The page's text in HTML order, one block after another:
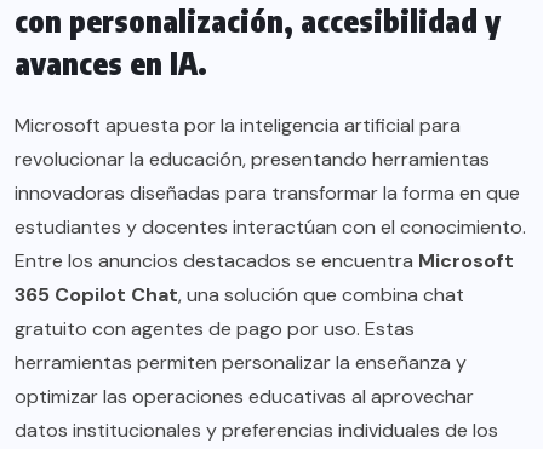
con personalización, accesibilidad y
avances en IA.
Microsoft apuesta por la inteligencia artificial para
revolucionar la educación, presentando herramientas
innovadoras diseñadas para transformar la forma en que
estudiantes y docentes interactúan con el conocimiento.
Entre los anuncios destacados se encuentra Microsoft
365 Copilot Chat, una solución que combina chat
gratuito con agentes de pago por uso. Estas
herramientas permiten personalizar la enseñanza y
optimizar las operaciones educativas al aprovechar
datos institucionales y preferencias individuales de los